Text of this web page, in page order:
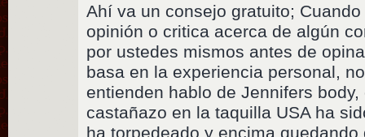
Ahí va un consejo gratuito;
opinión o critica acerca de algún
por ustedes mismos antes de
basa en la experiencia personal,
entienden hablo de Jennifers
castañazo en la taquilla USA ha
ha torpedeado y encima